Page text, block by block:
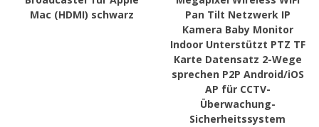
Mac (HDMI) schwarz
Pan Tilt Netzwerk IP
Kamera Baby Monitor
Indoor Unterstützt PTZ TF
Karte Datensatz 2-Wege
sprechen P2P Android/iOS
AP für CCTV-
Überwachung-
Sicherheitssystem